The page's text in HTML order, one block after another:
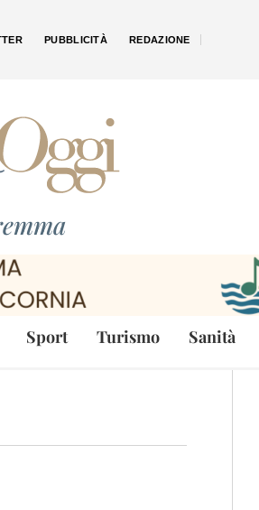
PUBBLICITÀ REDAZIONE
Sport Turismo Sanità